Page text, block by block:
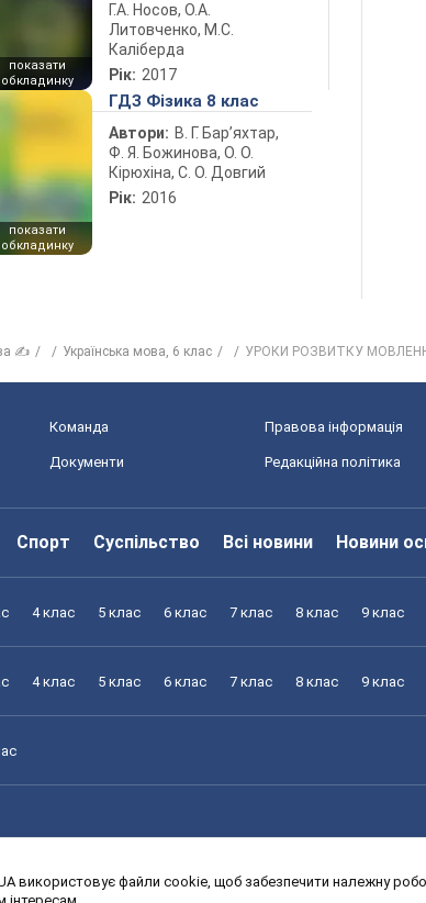
показати
обкладинку
Г.А. Носов, О.А.
Литовченко, М.С.
Каліберда
Рік: 2017
показати
обкладинку
ГДЗ Фізика 8 клас
Автори: В. Г. Бар’яхтар,
Ф. Я. Божинова, О. О.
Кірюхіна, С. О. Довгий
Рік: 2016
✍ Українська мова, 6 клас УРОКИ РОЗВИТКУ
Команда Правова інформація
Документи Редакційна політика
Спорт Суспільство Всі новини Новини
4 клас 5 клас 6 клас 7 клас 8 клас 9 клас
4 клас 5 клас 6 клас 7 клас 8 клас 9 клас
4 клас 5 клас 6 клас 7 клас 8 клас 9 клас
використовує файли cookie, щоб забезпечити належну